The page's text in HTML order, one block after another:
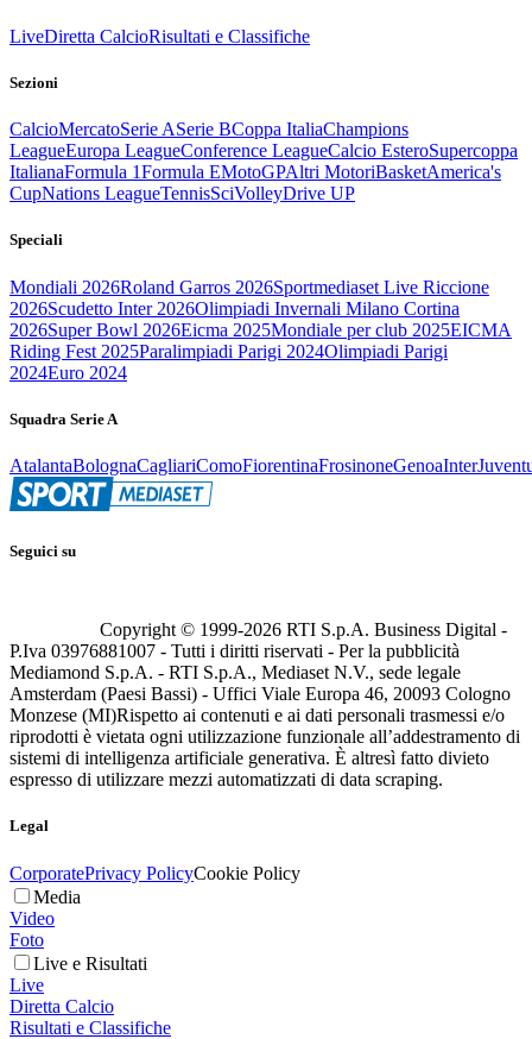
LiveDiretta CalcioRisultati e Classifiche
Sezioni
CalcioMercatoSerie ASerie BCoppa ItaliaChampions
LeagueEuropa LeagueConference LeagueCalcio EsteroSupercoppa
ItalianaFormula 1Formula EMotoGPAltri MotoriBasketAmerica's
CupNations LeagueTennisSciVolleyDrive UP
Speciali
Mondiali 2026Roland Garros 2026Sportmediaset Live Riccione
2026Scudetto Inter 2026Olimpiadi Invernali Milano Cortina
2026Super Bowl 2026Eicma 2025Mondiale per club 2025EICMA
Riding Fest 2025Paralimpiadi Parigi 2024Olimpiadi Parigi
2024Euro 2024
Squadra Serie A
AtalantaBolognaCagliariComoFiorentinaFrosinoneGenoaInter
Seguici su
Copyright © 1999-2026 RTI S.p.A. Business Digital -
P.Iva 03976881007 - Tutti i diritti riservati - Per la pubblicità
Mediamond S.p.A. - RTI S.p.A., Mediaset N.V., sede legale
Amsterdam (Paesi Bassi) - Uffici Viale Europa 46, 20093 Cologno
Monzese (MI)Rispetto ai contenuti e ai dati personali trasmessi e/o
riprodotti è vietata ogni utilizzazione funzionale all’addestramento di
sistemi di intelligenza artificiale generativa. È altresì fatto divieto
espresso di utilizzare mezzi automatizzati di data scraping.
Legal
CorporatePrivacy PolicyCookie Policy
Media
Video
Foto
Live e Risultati
Live
Diretta Calcio
Risultati e Classifiche